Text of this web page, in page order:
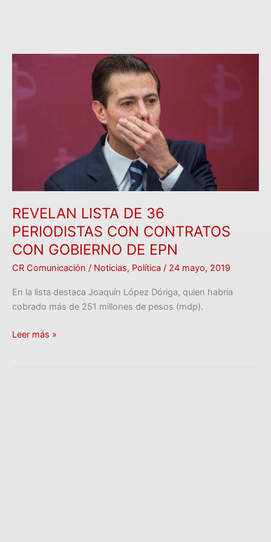
REVELAN LISTA DE 36
PERIODISTAS CON CONTRATOS
CON GOBIERNO DE EPN
CR Comunicación / Noticias, Política / 24 mayo, 2019
En la lista destaca Joaquín López Dóriga, quien habría
cobrado más de 251 millones de pesos (mdp).
REVELAN
LISTA
DE
CONTRATOS
GOBIERNO
DE
EPN
Leer más »